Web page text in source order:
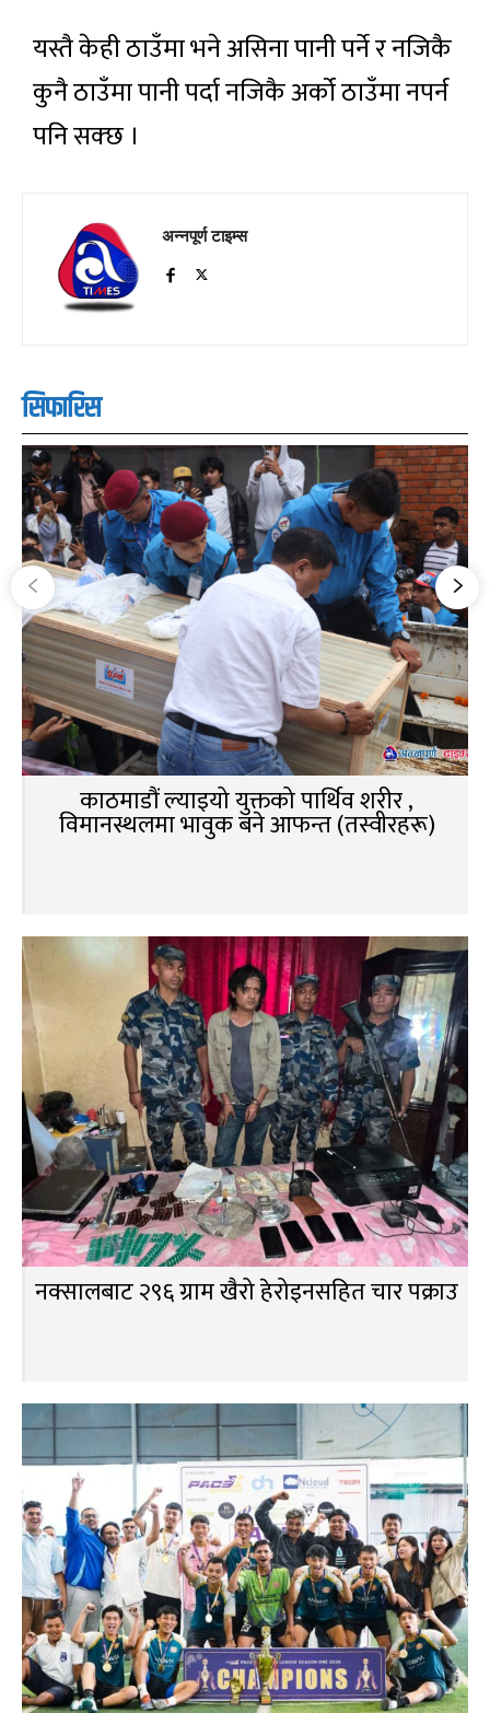
यस्तै केही ठाउँमा भने असिना पानी पर्ने र नजिकै
कुनै ठाउँमा पानी पर्दा नजिकै अर्को ठाउँमा नपर्न
पनि सक्छ ।
अन्नपूर्ण टाइम्स
सिफारिस
काठमाडौं ल्याइयो युक्तको पार्थिव शरीर ,
विमानस्थलमा भावुक बने आफन्त (तस्वीरहरू)
नक्सालबाट २९६ ग्राम खैरो हेरोइनसहित चार पक्राउ